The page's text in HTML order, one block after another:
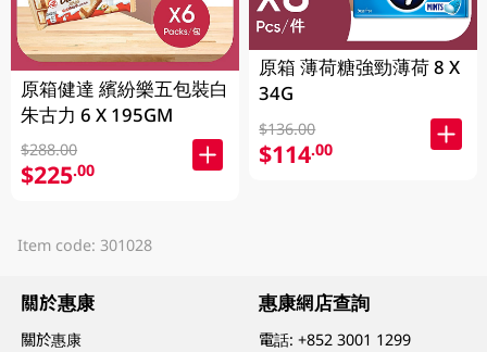
原箱健達 繽紛樂五包裝白
朱古力 6 X 195GM
$288.00
$225.00
原箱 薄荷糖強勁薄荷 8 X
34G
$136.00
$114.00
Item code: 301028
關於惠康
關於惠康
惠康網店查詢
電話:+852 3001 1299